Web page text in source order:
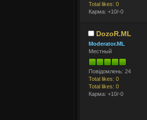
Total likes: 0
Карма: +10/-0
DozoR.ML
Moderator.ML
Местный
Повідомлень: 24
Total likes: 0
Total likes: 0
Карма: +10/-0